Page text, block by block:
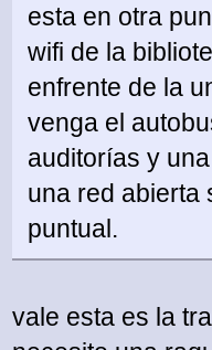
esta en otra
wifi de la
enfrente de la
venga el
auditorías y
una red abierta
puntual.
vale esta es la